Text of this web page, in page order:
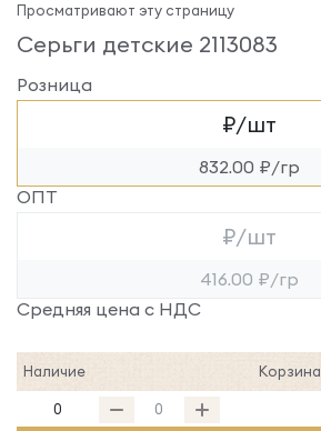
Просматривают эту страницу
Серьги детские 2113083
Розница
₽/шт
832.00 ₽/гр
ОПТ
₽/шт
416.00 ₽/гр
Средняя цена с НДС
Наличие Корзина
0